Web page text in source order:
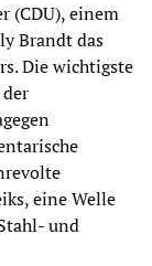
(CDU), einem
Brandt das
Die wichtigste
eine Welle
und